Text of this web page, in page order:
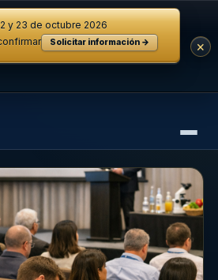
y 23 de octubre 2026
Solicitar información → ×